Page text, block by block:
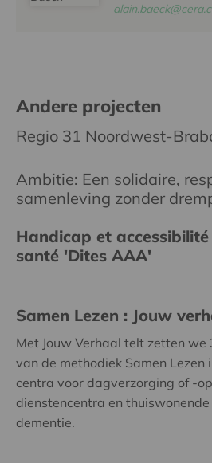
Andere projecten
Regio 31 Noordwest-
Ambitie: Een solidaire,
samenleving zonder
Handicap et
santé 'Dites AAA'
Samen Lezen : Jouw
Met Jouw Verhaal telt zetten we
van de methodiek Samen Lezen
centra voor dagverzorging of -
dienstencentra en
dementie.